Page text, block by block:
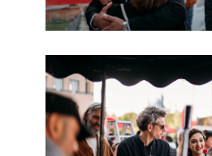
Read more